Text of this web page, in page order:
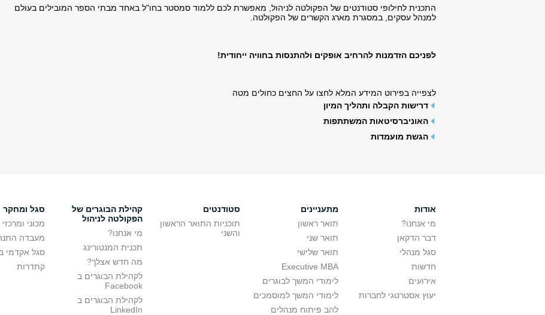
התכנית לחילופי סטודנטים של הפקולטה לניהול, מאפשרת לכם ללמוד סמסטר בחו"ל באחד מבתי הספר המובילים בעולם
למנהל עסקים, במסגרת מארג הקשרים של הפקולטה.
לפניכם הזדמנות להרחיב אופקים ולהתנסות בחוויה ייחודית!
לצפייה בפירוט המידע המלא לחצו על החצים כחולים מטה
דרישות הקבלה ותהליך המיון
האוניברסיטאות המשתתפות
הגשת מועמדות
אודות
מי אנחנו?
דבר הדקאן
סגל מנהלי
חדשות
אירועים
יעוץ אסטרטגי לחברות
מתעניינים
תואר ראשון
תואר שני
תואר שלישי
Executive MBA
לימודי המשך לבוגרים
לימודי המשך למוסמכים
להב פיתוח מנהלים
סטודנטים
תוכניות התואר הראשון
והשני
קהילת הבוגרים של
הפקולטה לניהול
מי אנחנו?
תכנית המנטורינג
מה חדש אצלך?
לקהילת הבוגרים ב
Facebook
לקהילת הבוגרים ב
LinkedIn
סגל ומחקר
מכוני
מעבדה
סגל אקדמי
קתדרות